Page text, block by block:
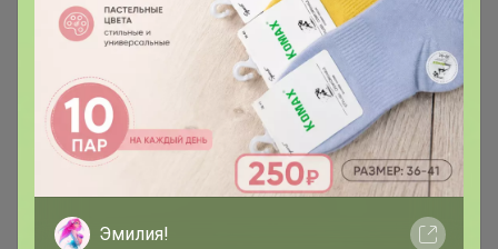
Эмилия!